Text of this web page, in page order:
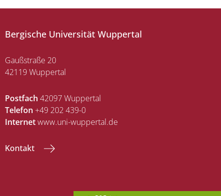
Bergische Universität Wuppertal
Gaußstraße 20
42119 Wuppertal
Postfach 42097 Wuppertal
Telefon +49 202 439-0
Internetwww.uni-wuppertal.de
Kontakt